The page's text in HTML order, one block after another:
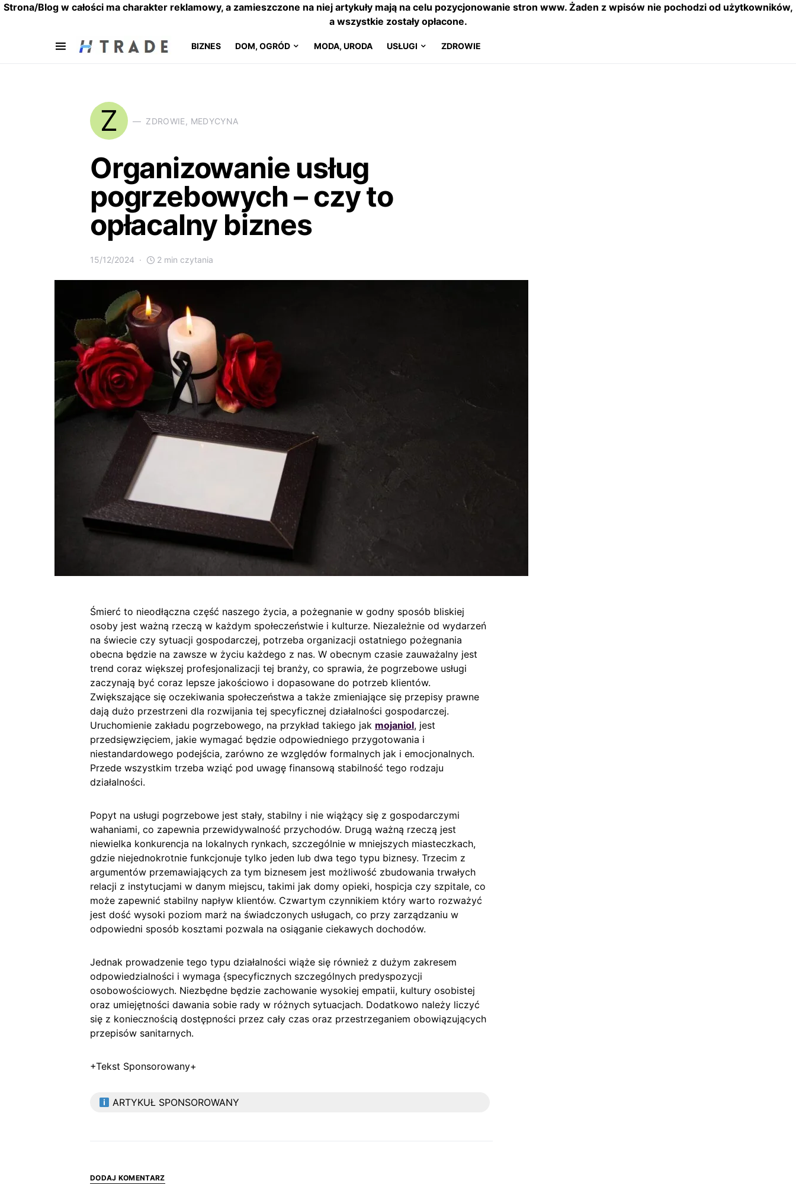
Strona/Blog w całości ma charakter reklamowy, a zamieszczone na niej artykuły mają na celu pozycjonowanie stron www. Żaden z wpisów nie pochodzi od użytkowników,
a wszystkie zostały opłacone.
BIZNES DOM, OGRÓD MODA, URODA USŁUGI ZDROWIE
Z ZDROWIE, MEDYCYNA
Organizowanie usług
pogrzebowych – czy to
opłacalny biznes
15/12/2024 2 min czytania
Śmierć to nieodłączna część naszego życia, a pożegnanie w godny sposób bliskiej
osoby jest ważną rzeczą w każdym społeczeństwie i kulturze. Niezależnie od wydarzeń
na świecie czy sytuacji gospodarczej, potrzeba organizacji ostatniego pożegnania
obecna będzie na zawsze w życiu każdego z nas. W obecnym czasie zauważalny jest
trend coraz większej profesjonalizacji tej branży, co sprawia, że pogrzebowe usługi
zaczynają być coraz lepsze jakościowo i dopasowane do potrzeb klientów.
Zwiększające się oczekiwania społeczeństwa a także zmieniające się przepisy prawne
dają dużo przestrzeni dla rozwijania tej specyficznej działalności gospodarczej.
Uruchomienie zakładu pogrzebowego, na przykład takiego jak mojaniol, jest
przedsięwzięciem, jakie wymagać będzie odpowiedniego przygotowania i
niestandardowego podejścia, zarówno ze względów formalnych jak i emocjonalnych.
Przede wszystkim trzeba wziąć pod uwagę finansową stabilność tego rodzaju
działalności.
Popyt na usługi pogrzebowe jest stały, stabilny i nie wiążący się z gospodarczymi
wahaniami, co zapewnia przewidywalność przychodów. Drugą ważną rzeczą jest
niewielka konkurencja na lokalnych rynkach, szczególnie w mniejszych miasteczkach,
gdzie niejednokrotnie funkcjonuje tylko jeden lub dwa tego typu biznesy. Trzecim z
argumentów przemawiających za tym biznesem jest możliwość zbudowania trwałych
relacji z instytucjami w danym miejscu, takimi jak domy opieki, hospicja czy szpitale, co
może zapewnić stabilny napływ klientów. Czwartym czynnikiem który warto rozważyć
jest dość wysoki poziom marż na świadczonych usługach, co przy zarządzaniu w
odpowiedni sposób kosztami pozwala na osiąganie ciekawych dochodów.
Jednak prowadzenie tego typu działalności wiąże się również z dużym zakresem
odpowiedzialności i wymaga {specyficznych szczególnych predyspozycji
osobowościowych. Niezbędne będzie zachowanie wysokiej empatii, kultury osobistej
oraz umiejętności dawania sobie rady w różnych sytuacjach. Dodatkowo należy liczyć
się z koniecznością dostępności przez cały czas oraz przestrzeganiem obowiązujących
przepisów sanitarnych.
+Tekst Sponsorowany+
ARTYKUŁ SPONSOROWANY
DODAJ KOMENTARZ